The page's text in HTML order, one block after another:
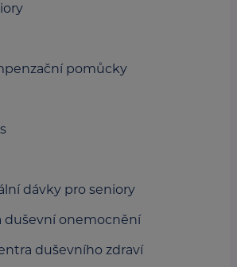
pomůcky
dávky pro seniory
duševní onemocnění
duševního zdraví